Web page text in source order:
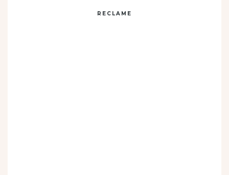
RECLAME